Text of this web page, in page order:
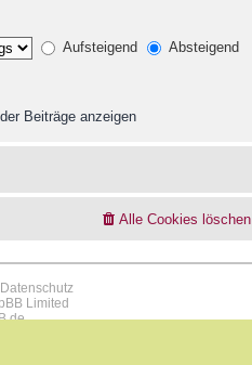
Aufsteigend Absteigend
Beiträge anzeigen
Alle Cookies löschen
Datenschutz
Limited